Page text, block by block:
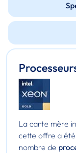
La carte mère
cette offre a
nombre de